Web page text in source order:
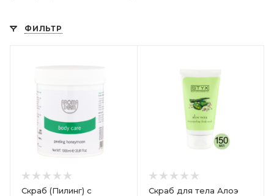
ФИЛЬТР
Скраб (Пилинг) с
Скраб для тела Алоэ